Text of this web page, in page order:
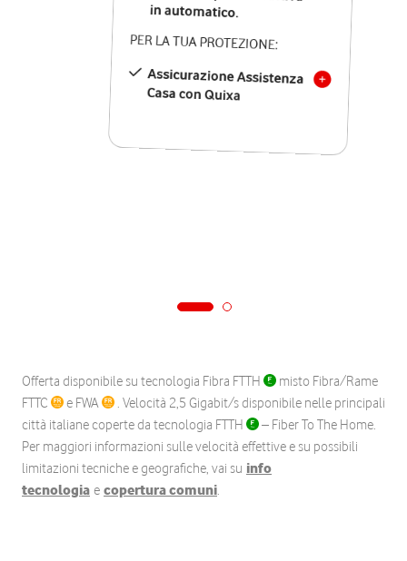
in automatico.
PER LA TUA PROTEZIONE:
Assicurazione Assistenza
Casa con Quixa
Offerta disponibile su tecnologia Fibra FTTH
misto Fibra/Rame
FTTC
e FWA
. Velocità 2,5 Gigabit/s disponibile nelle principali
città italiane coperte da tecnologia FTTH
– Fiber To The Home.
Per maggiori informazioni sulle velocità effettive e su possibili
limitazioni tecniche e geografiche, vai su info
tecnologia e copertura comuni.